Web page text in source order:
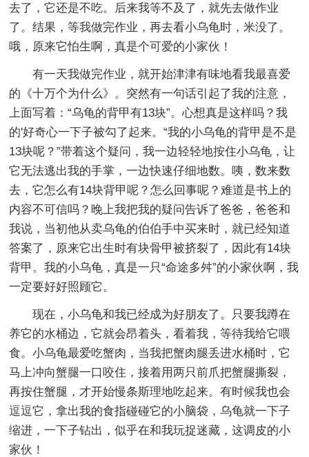
去了，它还是不吃。后来我等不及了，就先去做作业
了。结果，等我做完作业，再去看小乌龟时，米没了。
哦，原来它怕生啊，真是个可爱的小家伙！
有一天我做完作业，就开始津津有味地看我最喜爱
的《十万个为什么》。突然有一句话引起了我的注意，
上面写着：“乌龟的背甲有13块”。心想真是这样吗？我
的'好奇心一下子被勾了起来。“我的小乌龟的背甲是不是
13块呢？”带着这个疑问，我一边轻轻地按住小乌龟，让
它无法逃出我的手掌，一边快速仔细地数。咦，数来数
去，它怎么有14块背甲呢？怎么回事呢？难道是书上的
内容不可信吗？晚上我把我的疑问告诉了爸爸，爸爸和
我说，当初他从卖乌龟的伯伯手中买来时，就已经知道
答案了，原来它出生时有块骨甲被挤裂了，因此有14块
背甲。我的小乌龟，真是一只“命途多舛”的小家伙啊，我
一定要好好照顾它。
现在，小乌龟和我已经成为好朋友了。只要我蹲在
养它的水桶边，它就会昂着头，看着我，等待我给它喂
食。小乌龟最爱吃蟹肉，当我把蟹肉腿丢进水桶时，它
马上冲向蟹腿一口咬住，接着用两只前爪把蟹腿撕裂，
再按住蟹腿，才开始慢条斯理地吃起来。有时候我也会
逗逗它，拿出我的食指碰碰它的小脑袋，乌龟就一下子
缩进，一下子钻出，似乎在和我玩捉迷藏，这调皮的小
家伙！